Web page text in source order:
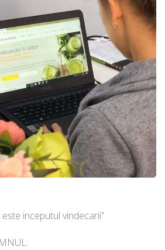
inceputul vindecarii”